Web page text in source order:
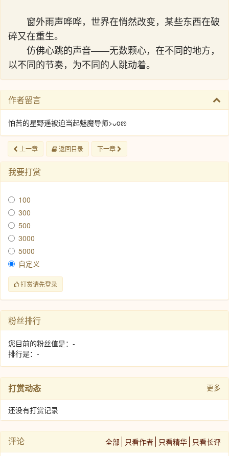
窗外雨声哗哗，世界在悄然改变，某些东西在破
碎又在重生。
仿佛心跳的声音——无数颗心，在不同的地方，
以不同的节奏，为不同的人跳动着。
作者留言
怕苦的星野遥被迫当起魅魔导师>ᴗoಣ
上一章 返回目录 下一章
我要打赏
100
300
500
3000
5000
自定义
打赏请先登录
粉丝排行
您目前的粉丝值是：-
排行是：-
打赏动态 更多
还没有打赏记录
评论 全部 只看作者 只看精华 只看长评